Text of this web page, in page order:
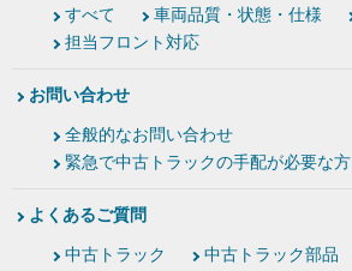
すべて 車両品質・状態・仕様
担当フロント対応
お問い合わせ
全般的なお問い合わせ
緊急で中古トラックの手配が必要な方
よくあるご質問
中古トラック
中古トラック部品